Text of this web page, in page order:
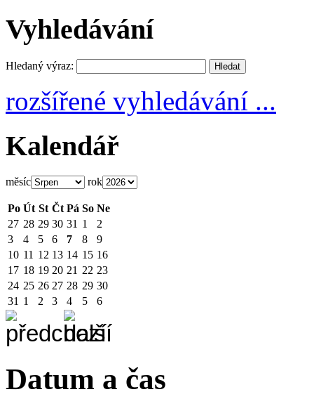
Vyhledávání
Hledaný výraz:
rozšířené vyhledávání ...
Kalendář
měsíc rok
Po Út St Čt Pá So Ne
27 28 29 30 31 1
2
3
4 5 6 7 8
9
10 11 12 13 14 15 16
17 18 19 20 21 22 23
24 25 26 27 28 29 30
31 1 2 3 4 5 6
Datum a čas